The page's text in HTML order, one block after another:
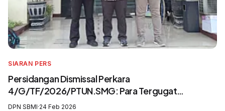
SIARAN PERS
Persidangan Dismissal Perkara
4/G/TF/2026/PTUN.SMG: Para Tergugat
Mengingkari SIP3MI dan Mengabaikan UU
DPN SBMI·24 Feb 2026